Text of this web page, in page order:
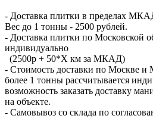
- Доставка плитки в пределах
Вес до 1 тонны - 2500 рублей.
- Доставка плитки по Московской
индивидуально
(2500р + 50*X км за МКАД)
- Стоимость доставки по Москве и
более 1 тонны рассчитывается
возможность заказать доставку
на объекте.
- Самовывоз со склада по